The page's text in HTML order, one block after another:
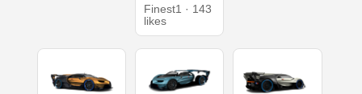
Finest1 · 143
likes